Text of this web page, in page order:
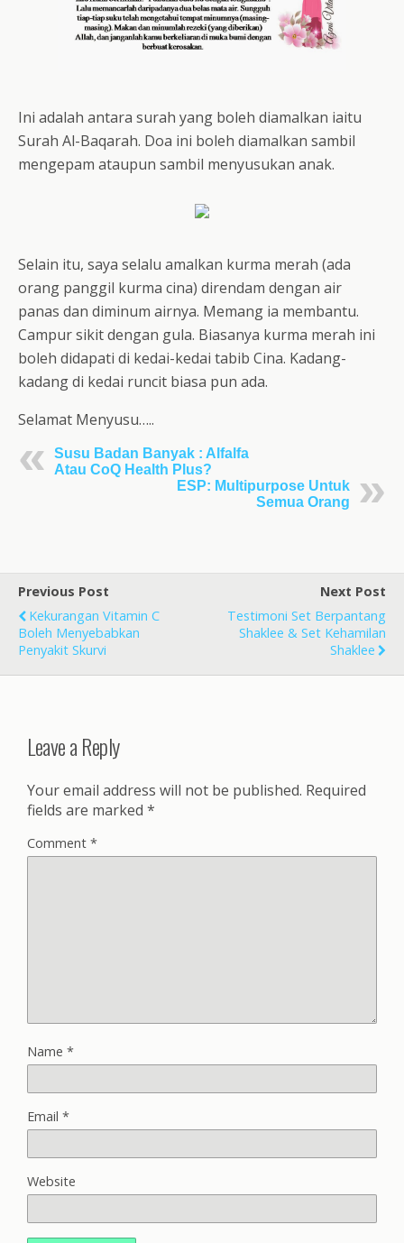
Ini adalah antara surah yang boleh diamalkan iaitu
Surah Al-Baqarah. Doa ini boleh diamalkan sambil
mengepam ataupun sambil menyusukan anak.
Selain itu, saya selalu amalkan kurma merah (ada
orang panggil kurma cina) direndam dengan air
panas dan diminum airnya. Memang ia membantu.
Campur sikit dengan gula. Biasanya kurma merah ini
boleh didapati di kedai-kedai tabib Cina. Kadang-
kadang di kedai runcit biasa pun ada.
Selamat Menyusu…..
Susu Badan Banyak : Alfalfa
Atau CoQ Health Plus?
ESP: Multipurpose Untuk
Semua Orang
Previous Post
Kekurangan Vitamin C
Boleh Menyebabkan
Penyakit Skurvi
Next Post
Testimoni Set Berpantang
Shaklee & Set Kehamilan
Shaklee
Leave a Reply
Your email address will not be published. Required
fields are marked *
Comment *
Name *
Email *
Website